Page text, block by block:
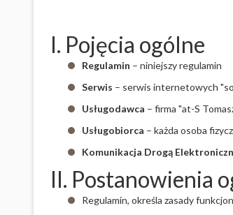
I. Pojęcia ogólne
Regulamin – niniejszy regulamin
Serwis – serwis internetowych
Usługodawca – firma "at-S
Usługobiorca – każda osoba
Komunikacja Drogą
II. Postanowienia
Regulamin, określa zasady